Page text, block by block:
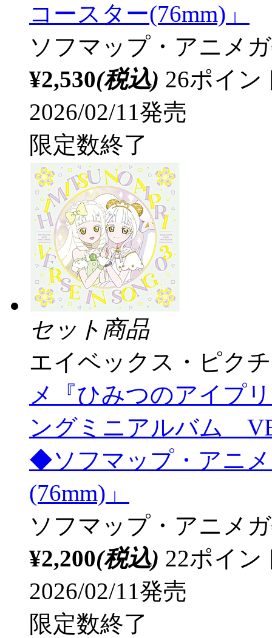
コースター(76mm)」
ソフマップ・アニメ
¥2,530(税込) 26ポイ
2026/02/11発売
限定数終了
セット商品
エイベックス・ピク
メ『ひみつのアイプ
ングミニアルバム
◆ソフマップ・アニ
(76mm)」
ソフマップ・アニメ
¥2,200(税込) 22ポイ
2026/02/11発売
限定数終了